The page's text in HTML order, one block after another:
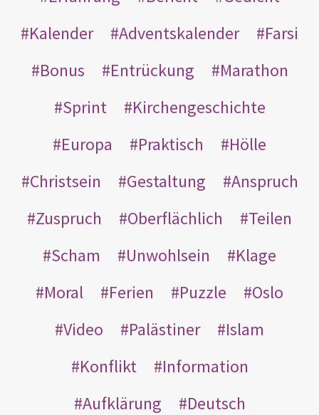
Kalender
Adventskalender
Farsi
Bonus
Entrückung
Marathon
Sprint
Kirchengeschichte
Europa
Praktisch
Hölle
Christsein
Gestaltung
Anspruch
Zuspruch
Oberflächlich
Teilen
Scham
Unwohlsein
Klage
Moral
Ferien Puzzle
Oslo
Video
Palästiner
Islam
Konflikt
Information
Aufklärung
Deutsch